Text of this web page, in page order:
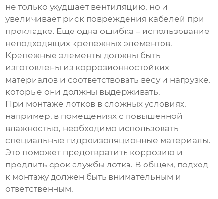
не только ухудшает вентиляцию, но и
увеличивает риск повреждения кабелей при
прокладке. Еще одна ошибка – использование
неподходящих крепежных элементов.
Крепежные элементы должны быть
изготовлены из коррозионностойких
материалов и соответствовать весу и нагрузке,
которые они должны выдерживать.
При монтаже лотков в сложных условиях,
например, в помещениях с повышенной
влажностью, необходимо использовать
специальные гидроизоляционные материалы.
Это поможет предотвратить коррозию и
продлить срок службы лотка. В общем, подход
к монтажу должен быть внимательным и
ответственным.